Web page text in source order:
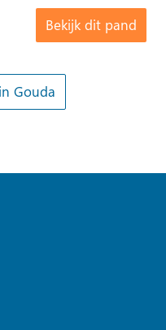
Bekijk dit pand
Gouda